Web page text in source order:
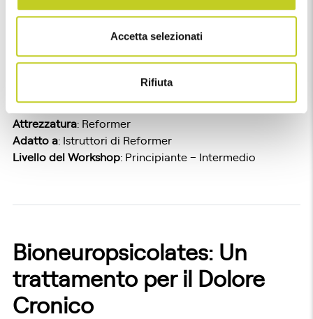
Accetta selezionati
Rifiuta
Considerando gli esercizi di Pilates che abbiamo
po’ di coreografia. Stimoliamo i nostri clienti con
cambiamenti sottili rispetto al modo in cui eseguono gli
Attrezzatura: Reformer
Adatto a: Istruttori di Reformer
Livello del Workshop: Principiante – Intermedio
Bioneuropsicolates: Un
trattamento per il Dolore
Cronico